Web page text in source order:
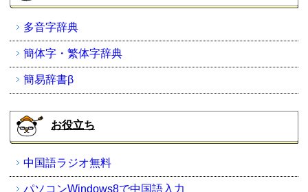
多音字辞典
簡体字・繁体字辞典
簡易辞書β
お役立ち
中国語ラジオ無料
パソコンWindows8で中国語入力